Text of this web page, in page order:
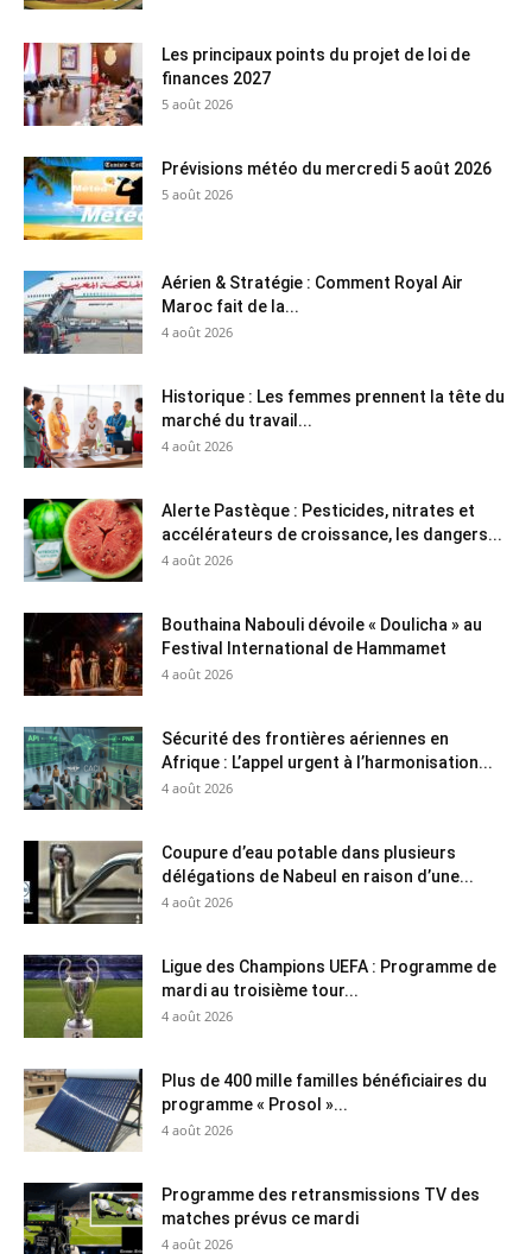
Les principaux points du projet de loi de
finances 2027
5 août 2026
Prévisions météo du mercredi 5 août 2026
5 août 2026
Aérien & Stratégie : Comment Royal Air
Maroc fait de la...
4 août 2026
Historique : Les femmes prennent la tête du
marché du travail...
4 août 2026
Alerte Pastèque : Pesticides, nitrates et
accélérateurs de croissance, les dangers...
4 août 2026
Bouthaina Nabouli dévoile « Doulicha » au
Festival International de Hammamet
4 août 2026
Sécurité des frontières aériennes en
Afrique : L’appel urgent à l’harmonisation...
4 août 2026
Coupure d’eau potable dans plusieurs
délégations de Nabeul en raison d’une...
4 août 2026
Ligue des Champions UEFA : Programme de
mardi au troisième tour...
4 août 2026
Plus de 400 mille familles bénéficiaires du
programme « Prosol »...
4 août 2026
Programme des retransmissions TV des
matches prévus ce mardi
4 août 2026